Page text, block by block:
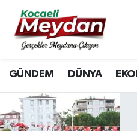
GÜNDEM DÜNYA
Nöbetçi Eczaneler
Hava Durumu
Trafik Durumu